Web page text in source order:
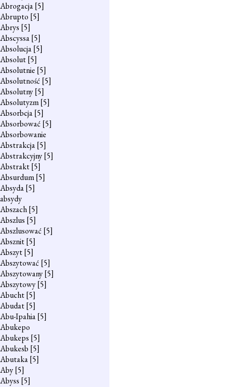
Abrogacja[5]
Abrupto [5]
Abrys [5]
Abscyssa[5]
Absolucja[5]
Absolut[5]
Absolutnie [5]
Absolutność [5]
Absolutny[5]
Absolutyzm[5]
Absorbcja[5]
Absorbować [5]
Absorbowanie
Abstrakcja[5]
Abstrakcyjny[5]
Abstrakt[5]
Absurdum[5]
Absyda[5]
absydy
Abszach[5]
Abszlus [5]
Abszlusować [5]
Absznit[5]
Abszyt[5]
Abszytować [5]
Abszytowany[5]
Abszytowy[5]
Abucht[5]
Abudat[5]
Abu-Ipahia[5]
Abukepo
Abukeps [5]
Abukesb [5]
Abutaka[5]
Aby[5]
Abyss [5]